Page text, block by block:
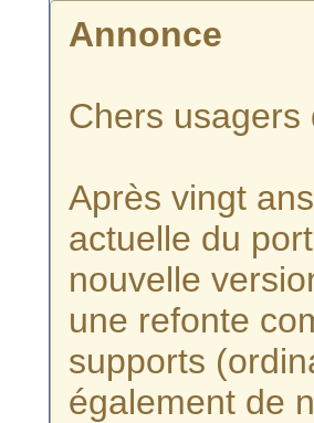
Annonce
Chers usagers
Après vingt
actuelle du
nouvelle
une refonte
supports
également de